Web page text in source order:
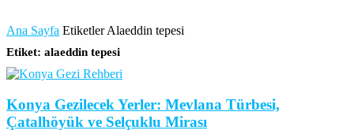
Ana Sayfa Etiketler Alaeddin tepesi
Etiket: alaeddin tepesi
Konya Gezilecek Yerler: Mevlana Türbesi,
Çatalhöyük ve Selçuklu Mirası